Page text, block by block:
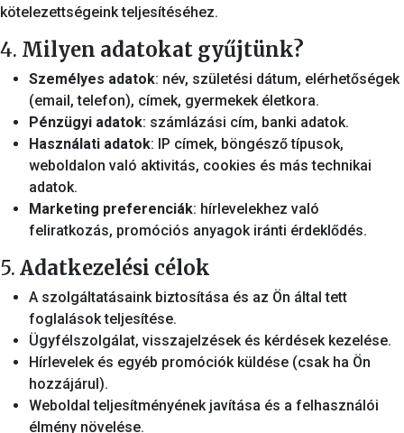
kötelezettségeink teljesítéséhez.
4. Milyen adatokat gyűjtünk?
Személyes adatok: név, születési dátum, elérhetőségek
(email, telefon), címek, gyermekek életkora.
Pénzügyi adatok: számlázási cím, banki adatok.
Használati adatok: IP címek, böngésző típusok,
weboldalon való aktivitás, cookies és más technikai
adatok.
Marketing preferenciák: hírlevelekhez való
feliratkozás, promóciós anyagok iránti érdeklődés.
5. Adatkezelési célok
A szolgáltatásaink biztosítása és az Ön által tett
foglalások teljesítése.
Ügyfélszolgálat, visszajelzések és kérdések kezelése.
Hírlevelek és egyéb promóciók küldése (csak ha Ön
hozzájárul).
Weboldal teljesítményének javítása és a felhasználói
élmény növelése.